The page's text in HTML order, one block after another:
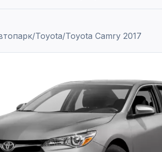
/Toyota/Toyota Camry 2017